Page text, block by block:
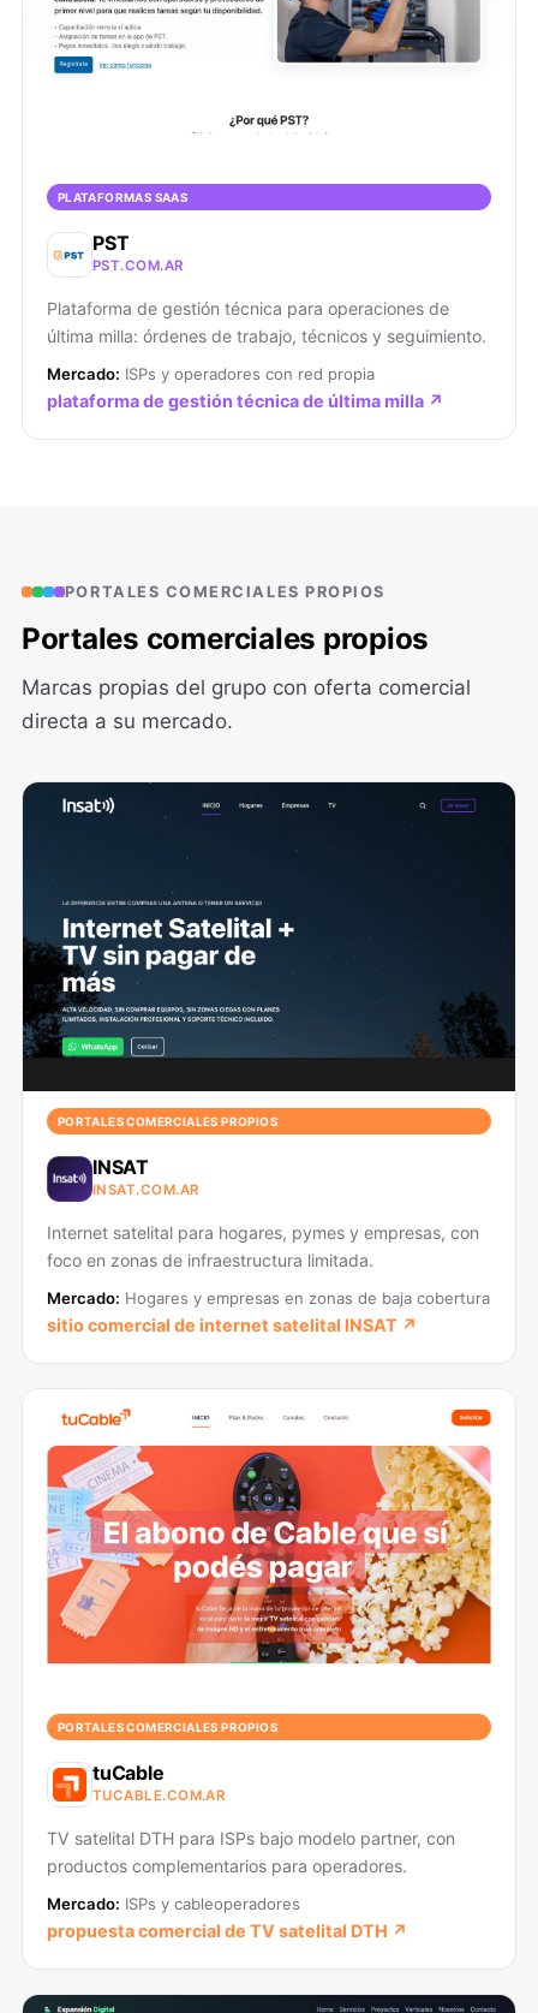
PLATAFORMAS SAAS
PST
PST.COM.AR
Plataforma de gestión técnica para operaciones de
última milla: órdenes de trabajo, técnicos y seguimiento.
Mercado: ISPs y operadores con red propia
plataforma de gestión técnica de última milla ↗
PORTALES COMERCIALES PROPIOS
Portales comerciales propios
Marcas propias del grupo con oferta comercial
directa a su mercado.
PORTALES COMERCIALES PROPIOS
INSAT
INSAT.COM.AR
Internet satelital para hogares, pymes y empresas, con
foco en zonas de infraestructura limitada.
Mercado: Hogares y empresas en zonas de baja cobertura
sitio comercial de internet satelital INSAT ↗
PORTALES COMERCIALES PROPIOS
tuCable
TUCABLE.COM.AR
TV satelital DTH para ISPs bajo modelo partner, con
productos complementarios para operadores.
Mercado: ISPs y cableoperadores
propuesta comercial de TV satelital DTH ↗